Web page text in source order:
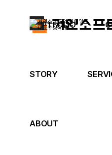
PORTFOLIO
STORY
ABOUT